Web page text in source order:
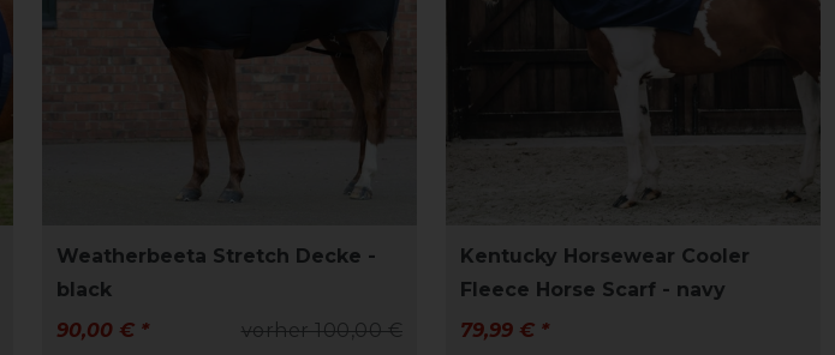
Weatherbeeta Stretch Decke -
black
vorher 100,00 €
90,00 € *
Kentucky Horsewear Cooler
Fleece Horse Scarf - navy
79,99 € *